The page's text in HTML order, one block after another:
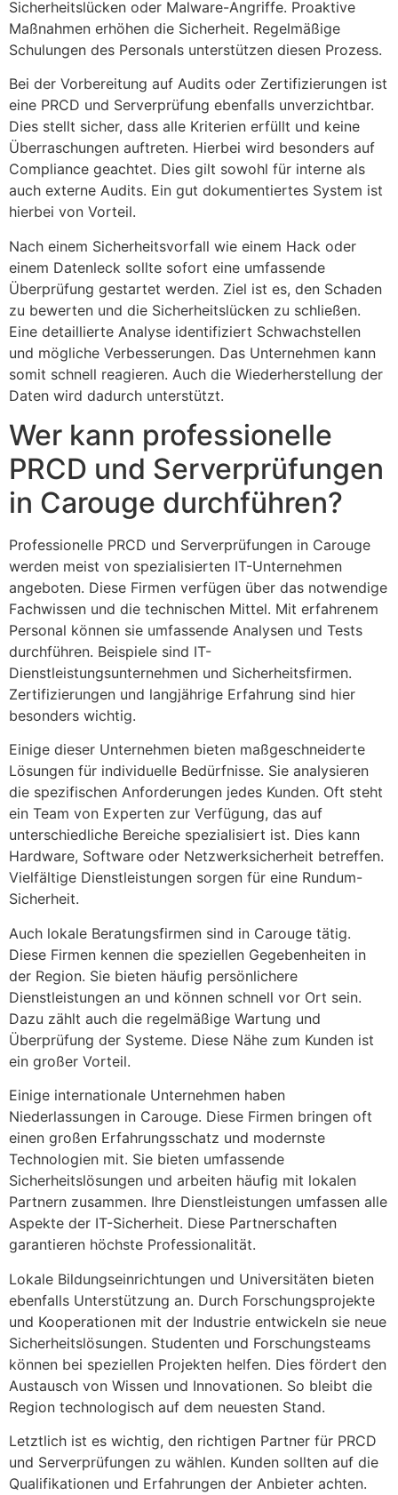
Sicherheitslücken oder Malware-Angriffe. Proaktive
Maßnahmen erhöhen die Sicherheit. Regelmäßige
Schulungen des Personals unterstützen diesen Prozess.
Bei der Vorbereitung auf Audits oder Zertifizierungen ist
eine PRCD und Serverprüfung ebenfalls unverzichtbar.
Dies stellt sicher, dass alle Kriterien erfüllt und keine
Überraschungen auftreten. Hierbei wird besonders auf
Compliance geachtet. Dies gilt sowohl für interne als
auch externe Audits. Ein gut dokumentiertes System ist
hierbei von Vorteil.
Nach einem Sicherheitsvorfall wie einem Hack oder
einem Datenleck sollte sofort eine umfassende
Überprüfung gestartet werden. Ziel ist es, den Schaden
zu bewerten und die Sicherheitslücken zu schließen.
Eine detaillierte Analyse identifiziert Schwachstellen
und mögliche Verbesserungen. Das Unternehmen kann
somit schnell reagieren. Auch die Wiederherstellung der
Daten wird dadurch unterstützt.
Wer kann professionelle
PRCD und Serverprüfungen
in Carouge durchführen?
Professionelle PRCD und Serverprüfungen in Carouge
werden meist von spezialisierten IT-Unternehmen
angeboten. Diese Firmen verfügen über das notwendige
Fachwissen und die technischen Mittel. Mit erfahrenem
Personal können sie umfassende Analysen und Tests
durchführen. Beispiele sind IT-
Dienstleistungsunternehmen und Sicherheitsfirmen.
Zertifizierungen und langjährige Erfahrung sind hier
besonders wichtig.
Einige dieser Unternehmen bieten maßgeschneiderte
Lösungen für individuelle Bedürfnisse. Sie analysieren
die spezifischen Anforderungen jedes Kunden. Oft steht
ein Team von Experten zur Verfügung, das auf
unterschiedliche Bereiche spezialisiert ist. Dies kann
Hardware, Software oder Netzwerksicherheit betreffen.
Vielfältige Dienstleistungen sorgen für eine Rundum-
Sicherheit.
Auch lokale Beratungsfirmen sind in Carouge tätig.
Diese Firmen kennen die speziellen Gegebenheiten in
der Region. Sie bieten häufig persönlichere
Dienstleistungen an und können schnell vor Ort sein.
Dazu zählt auch die regelmäßige Wartung und
Überprüfung der Systeme. Diese Nähe zum Kunden ist
ein großer Vorteil.
Einige internationale Unternehmen haben
Niederlassungen in Carouge. Diese Firmen bringen oft
einen großen Erfahrungsschatz und modernste
Technologien mit. Sie bieten umfassende
Sicherheitslösungen und arbeiten häufig mit lokalen
Partnern zusammen. Ihre Dienstleistungen umfassen alle
Aspekte der IT-Sicherheit. Diese Partnerschaften
garantieren höchste Professionalität.
Lokale Bildungseinrichtungen und Universitäten bieten
ebenfalls Unterstützung an. Durch Forschungsprojekte
und Kooperationen mit der Industrie entwickeln sie neue
Sicherheitslösungen. Studenten und Forschungsteams
können bei speziellen Projekten helfen. Dies fördert den
Austausch von Wissen und Innovationen. So bleibt die
Region technologisch auf dem neuesten Stand.
Letztlich ist es wichtig, den richtigen Partner für PRCD
und Serverprüfungen zu wählen. Kunden sollten auf die
Qualifikationen und Erfahrungen der Anbieter achten.